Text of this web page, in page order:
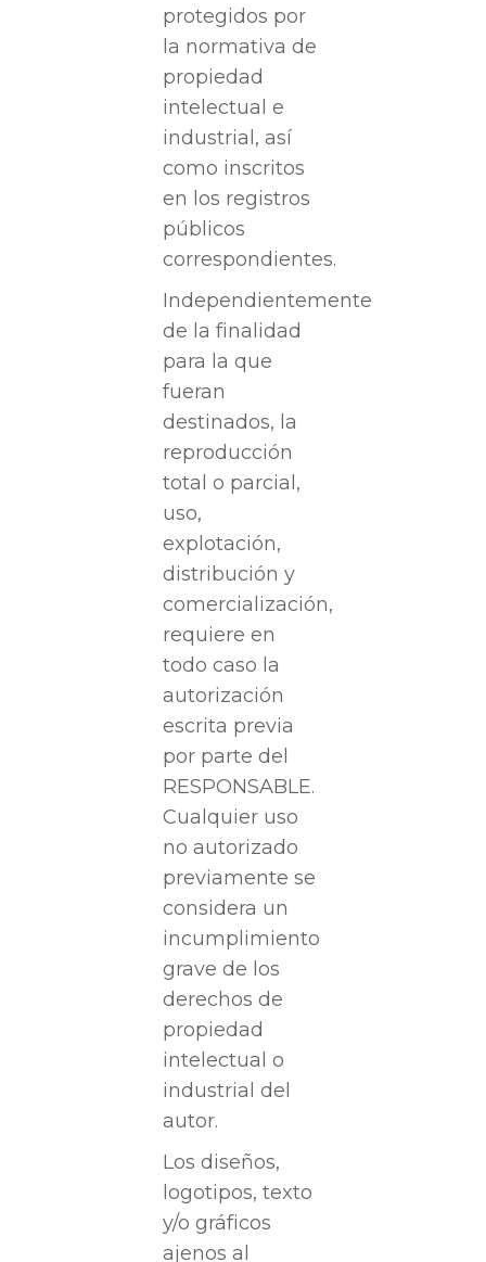
protegidos por
la normativa de
propiedad
intelectual e
industrial, así
como inscritos
en los registros
públicos
correspondientes.
Independientemente
de la finalidad
para la que
fueran
destinados, la
reproducción
total o parcial,
uso,
explotación,
distribución y
comercialización,
requiere en
todo caso la
autorización
escrita previa
por parte del
RESPONSABLE.
Cualquier uso
no autorizado
previamente se
considera un
incumplimiento
grave de los
derechos de
propiedad
intelectual o
industrial del
autor.
Los diseños,
logotipos, texto
y/o gráficos
ajenos al